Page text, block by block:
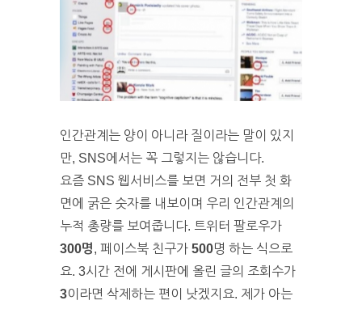
인간관계는 양이 아니라 질이라는 말이 있지
만, SNS에서는 꼭 그렇지는 않습니다.
요즘 SNS 웹서비스를 보면 거의 전부 첫 화
면에 굵은 숫자를 내보이며 우리 인간관계의
누적 총량를 보여줍니다. 트위터 팔로우가
300명, 페이스북 친구가 500명 하는 식으로
요. 3시간 전에 게시판에 올린 글의 조회수가
3이라면 삭제하는 편이 낫겠지요. 제가 아는